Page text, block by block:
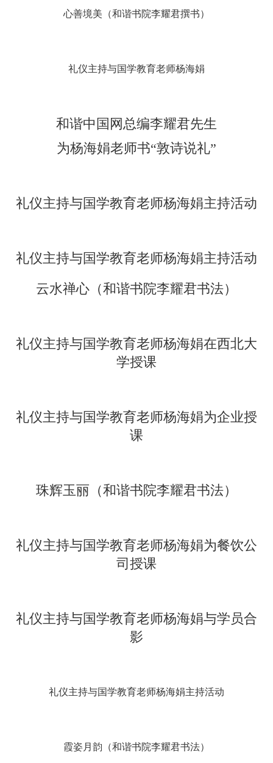
心善境美 （和谐书院李耀君撰书）
礼仪主持与国学教育老师杨海娟
和谐中国网总编李耀君先生
为杨海娟老师书“敦诗说礼”
礼仪主持与国学教育老师杨海娟主持活动
礼仪主持与国学教育老师杨海娟主持活动
云水禅心（和谐书院李耀君书法）
礼仪主持与国学教育老师杨海娟在西北大
学授课
礼仪主持与国学教育老师杨海娟为企业授
课
珠辉玉丽（和谐书院李耀君书法）
礼仪主持与国学教育老师杨海娟为餐饮公
司授课
礼仪主持与国学教育老师杨海娟与学员合
影
礼仪主持与国学教育老师杨海娟主持活动
霞姿月韵（和谐书院李耀君书法）